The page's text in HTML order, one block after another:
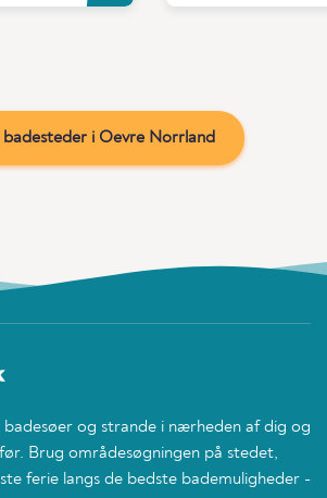
badesteder i Oevre Norrland
og strande i nærheden af dig og
Brug områdesøgningen på stedet,
ferie langs de bedste bademuligheder -